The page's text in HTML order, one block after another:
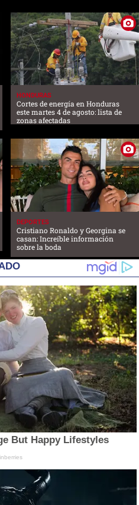
HONDURAS
Cortes de energía en Honduras
este martes 4 de agosto: lista de
zonas afectadas
DEPORTES
Cristiano Ronaldo y Georgina se
casan: Increíble información
sobre la boda
But Happy Lifestyles